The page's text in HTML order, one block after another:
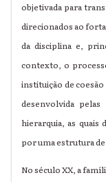
objetivada para
direcionados ao
da disciplina e,
contexto, o
instituição de
desenvolvida
hierarquia, as
por uma estrutura
No século XX, a